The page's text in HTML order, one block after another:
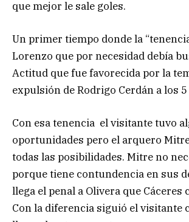
que mejor le sale goles.
Un primer tiempo donde la
Lorenzo que por necesidad debía
Actitud que fue favorecida por la
expulsión de Rodrigo Cerdán a los
Con esa tenencia el visitante tuvo
oportunidades pero el arquero
todas las posibilidades. Mitre no
porque tiene contundencia en sus
llega el penal a Olivera que Cáceres
Con la diferencia siguió el visitante